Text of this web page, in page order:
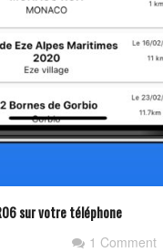
sur votre téléphone
1 Comment